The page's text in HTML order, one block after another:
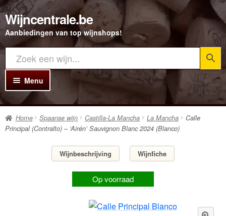
Ga
door
naar
navigatie
Ga
direct
naar
inhoud
Wijncentrale.be
Aanbiedingen van top wijnshops!
Menu
Home
Alle Wijnen
Rode wijn
Witte wijn
Rosé wijn
Bubbels
Home Spaanse wijn Castilla-La Mancha La Mancha
Calle
Principal (Contralto) – ‘Airén’ Sauvignon Blanc 2024 (Blanco)
Wijnbeschrijving Wijnfiche
Op voorraad